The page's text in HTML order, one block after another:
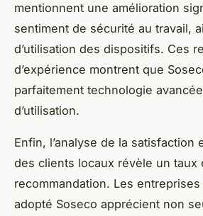
mentionnent une amélioration
sentiment de sécurité au travail,
d’utilisation des dispositifs. Ces
d’expérience montrent que
parfaitement technologie
d’utilisation.
Enfin, l’analyse de la satisfaction
des clients locaux révèle un taux
recommandation. Les
adopté Soseco apprécient non